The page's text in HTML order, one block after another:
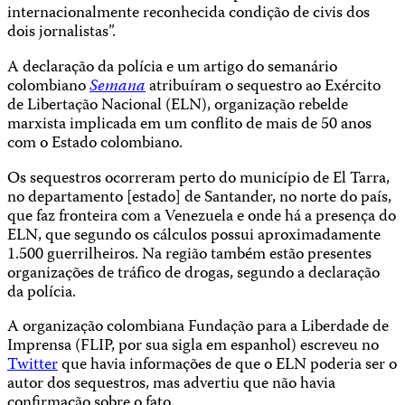
internacionalmente reconhecida condição de civis dos
dois jornalistas”.
A declaração da polícia e um artigo do semanário
colombianoSemanaatribuíram o sequestro ao Exército
de Libertação Nacional (ELN), organização rebelde
marxista implicada em um conflito de mais de 50 anos
com o Estado colombiano.
Os sequestros ocorreram perto do município de El Tarra,
no departamento [estado] de Santander, no norte do país,
que faz fronteira com a Venezuela e onde há a presença do
ELN, que segundo os cálculos possui aproximadamente
1.500 guerrilheiros. Na região também estão presentes
organizações de tráfico de drogas, segundo a declaração
da polícia.
A organização colombiana Fundação para a Liberdade de
Imprensa (FLIP, por sua sigla em espanhol) escreveu no
Twitterque havia informações de que o ELN poderia ser o
autor dos sequestros, mas advertiu que não havia